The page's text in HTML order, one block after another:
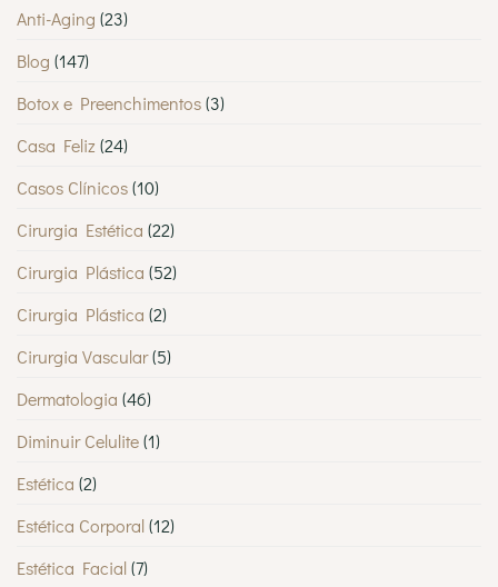
Anti-Aging (23)
Blog (147)
Botox e Preenchimentos(3)
Casa Feliz (24)
Casos Clínicos(10)
Cirurgia Estética (22)
Cirurgia Plástica (52)
Cirurgia Plástica (2)
Cirurgia Vascular(5)
Dermatologia (46)
Diminuir Celulite(1)
Estética (2)
Estética Corporal(12)
Estética Facial(7)